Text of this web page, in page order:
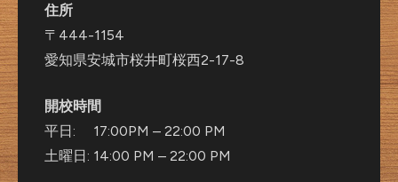
住所
〒444-1154
愛知県安城市桜井町桜西2-17-8
開校時間
平日: 17:00PM – 22:00 PM
土曜日: 14:00 PM – 22:00 PM